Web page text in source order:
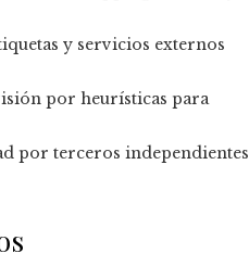
y servicios externos
por heurísticas para
por terceros independientes